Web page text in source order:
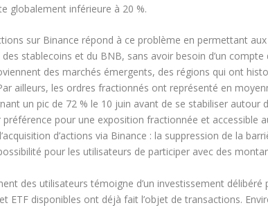
globalement inférieure à 20 %.
sur Binance répond à ce problème en permettant
stablecoins et du BNB, sans avoir besoin d’un
des marchés émergents, des régions qui ont
ailleurs, les ordres fractionnés ont représenté en
un pic de 72 % le 10 juin avant de se stabiliser autour
pour une exposition fractionnée et accessible
d’actions via Binance : la suppression de la
pour les utilisateurs de participer avec des
des utilisateurs témoigne d’un investissement
ETF disponibles ont déjà fait l’objet de transactions.